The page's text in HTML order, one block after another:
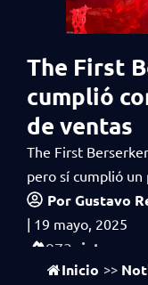
The First
cumplió
de ventas
The First
pero sí cumplió un
PorGustavo
| 19 mayo, 2025
973 vistas
Inicio >>